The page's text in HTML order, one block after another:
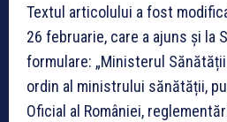
Textul articolului a fost
26 februarie, care a ajuns și la
formulare: „Ministerul
ordin al ministrului sănătății,
Oficial al României,